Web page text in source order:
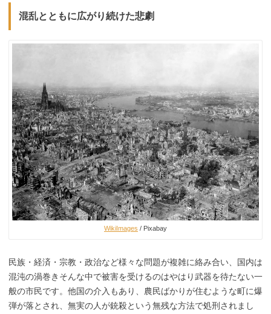
混乱とともに広がり続けた悲劇
WikiImages / Pixabay
民族・経済・宗教・政治など様々な問題が複雑に絡み合い、国内は
混沌の渦巻きそんな中で被害を受けるのはやはり武器を待たない一
般の市民です。他国の介入もあり、農民ばかりが住むような町に爆
弾が落とされ、無実の人が銃殺という無残な方法で処刑されまし